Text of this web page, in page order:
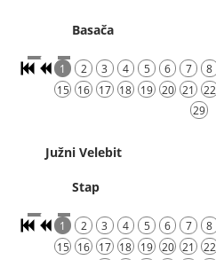
Basača
1 2 3 4 5 6 7 8
15
16 17 18 19 20 21 22
29
Južni Velebit
Stap
1 2 3 4 5 6 7 8
15
16 17 18 19 20 21 22